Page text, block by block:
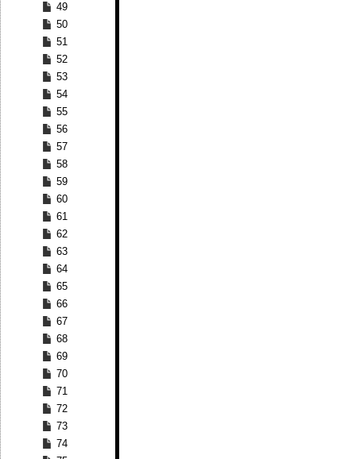
49
50
51
52
53
54
55
56
57
58
59
60
61
62
63
64
65
66
67
68
69
70
71
72
73
74